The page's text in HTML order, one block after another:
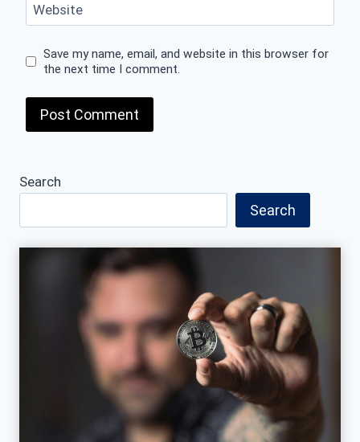
Website
Save my name, email, and website in this browser for
the next time I comment.
Search
Search